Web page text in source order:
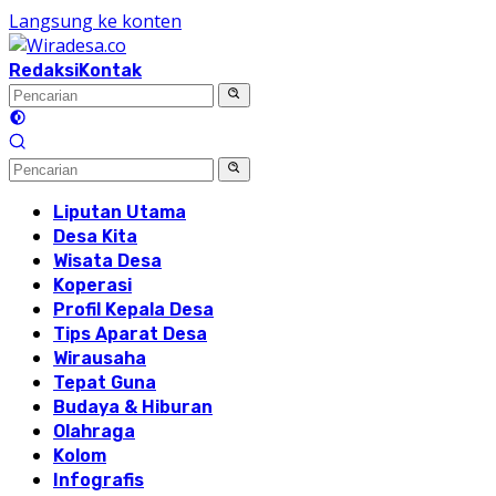
Langsung ke konten
RedaksiKontak
Liputan Utama
Desa Kita
Wisata Desa
Koperasi
Profil Kepala Desa
Tips Aparat Desa
Wirausaha
Tepat Guna
Budaya & Hiburan
Olahraga
Kolom
Infografis